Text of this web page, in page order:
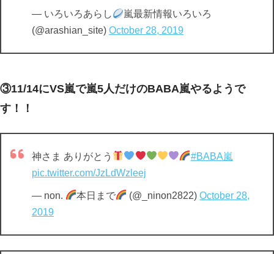
— いろいろあらし
嵐最新情報いろいろ
(@arashian_site) October 28, 2019
③11/14にVS嵐で嵐5人だけのBABA嵐やるようで
す！！
神さま ありがとう
#BABA嵐
pic.twitter.com/JzLdWzleej
— non. 本日まで (@_ninon2822)October 28,
2019